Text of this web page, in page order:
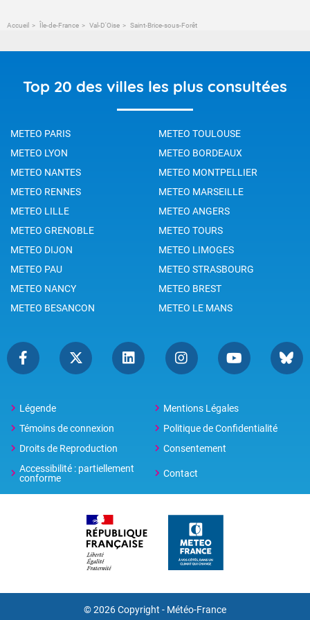
Accueil Île-de-France Val-D'Oise Saint-Brice-sous-Forêt
Top 20 des villes les plus consultées
METEO PARIS
METEO TOULOUSE
METEO LYON
METEO BORDEAUX
METEO NANTES
METEO MONTPELLIER
METEO RENNES
METEO MARSEILLE
METEO LILLE
METEO ANGERS
METEO GRENOBLE
METEO TOURS
METEO DIJON
METEO LIMOGES
METEO PAU
METEO STRASBOURG
METEO NANCY
METEO BREST
METEO BESANCON
METEO LE MANS
Légende
Mentions Légales
Témoins de connexion
Politique de Confidentialité
Droits de Reproduction
Consentement
Accessibilité : partiellement
conforme
Contact
© 2026 Copyright - Météo-France